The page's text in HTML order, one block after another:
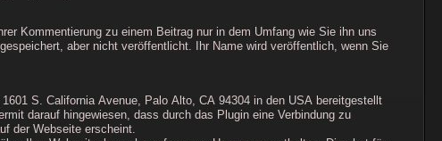
Kommentierung zu einem Beitrag nur in dem Umfang wie Sie ihn uns
aber nicht veröffentlicht. Ihr Name wird veröffentlich, wenn Sie
S. California Avenue, Palo Alto, CA 94304 in den USA bereitgestellt
darauf hingewiesen, dass durch das Plugin eine Verbindung zu
der Webseite erscheint.